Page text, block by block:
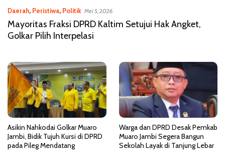
Daerah, Peristiwa, Politik Mei 5, 2026
Mayoritas Fraksi DPRD Kaltim Setujui Hak Angket,
Golkar Pilih Interpelasi
Asikin Nahkodai Golkar Muaro
Jambi, Bidik Tujuh Kursi di DPRD
pada Pileg Mendatang
Warga dan DPRD Desak Pemkab
Muaro Jambi Segera Bangun
Sekolah Layak di Tanjung Lebar